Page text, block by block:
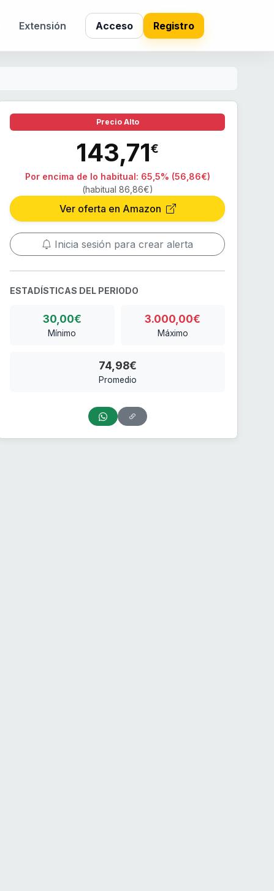
Extensión Acceso Registro
Precio Alto
143,71€
Por encima de lo habitual: 65,5% (56,86€)
(habitual 86,86€)
Ver oferta en Amazon
Inicia sesión para crear alerta
ESTADÍSTICAS DEL PERIODO
30,00€
Mínimo
3.000,00€
Máximo
74,98€
Promedio